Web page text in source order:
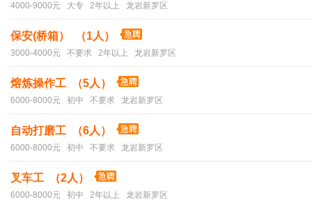
4000-9000元 大专 2年以上 龙岩新罗区
保安(桥箱） （1人）
3000-4000元 不要求 2年以上 龙岩新罗区
熔炼操作工 （5人）
6000-8000元 初中 不要求 龙岩新罗区
自动打磨工 （6人）
6000-8000元 初中 不要求 龙岩新罗区
叉车工 （2人）
6000-8000元 初中 2年以上 龙岩新罗区